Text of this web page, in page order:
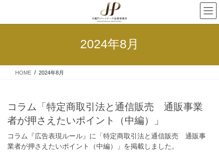
2024年8月
HOME 2024年8月
コラム「特定商取引法と通信販売 通販事業
者が押さえたいポイント（中編）」
コラム『広告表現ルール』に「特定商取引法と通信販売 通販事
業者が押さえたいポイント（中編）」を掲載しました。